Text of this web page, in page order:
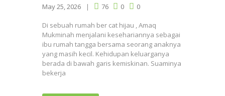
May 25, 2026 76 0 0
Di sebuah rumah ber cat hijau , Amaq
Mukminah menjalani kesehariannya sebagai
ibu rumah tangga bersama seorang anaknya
yang masih kecil. Kehidupan keluarganya
berada di bawah garis kemiskinan. Suaminya
bekerja